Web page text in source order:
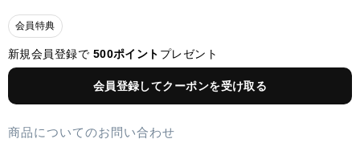
会員特典
新規会員登録で 500ポイント プレゼント
会員登録してクーポンを受け取る
商品についてのお問い合わせ